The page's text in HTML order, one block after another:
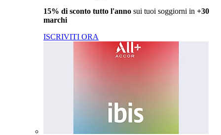
15% di sconto tutto l'anno sui tuoi soggiorni in +30
marchi
ISCRIVITI ORA